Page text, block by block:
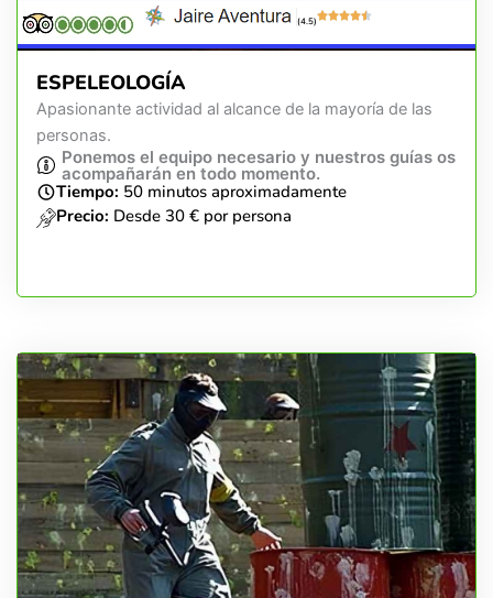
(4.5)
ESPELEOLOGÍA
Apasionante actividad al alcance de la mayoría de las
personas.
Ponemos el equipo necesario y nuestros guías os
acompañarán en todo momento.
Tiempo: 50 minutos aproximadamente
Precio: Desde 30 € por persona